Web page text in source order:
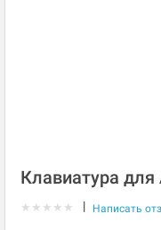
Клавиатура для
★ ★ ★ ★ ★ | Написать